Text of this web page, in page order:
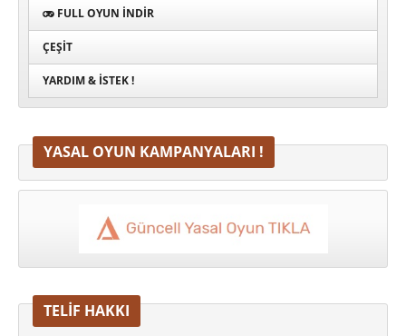
FULL OYUN İNDIR
ÇEŞIT
YARDIM & İSTEK !
YASAL OYUN KAMPANYALARI !
TELİF HAKKI